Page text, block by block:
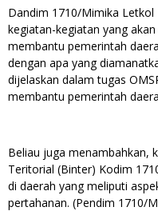
Dandim 1710/Mimika Letkol
kegiatan-kegiatan yang
membantu pemerintah
dengan apa yang
dijelaskan dalam tugas
membantu pemerintah
Beliau juga menambahkan,
Teritorial (Binter) Kodim
di daerah yang meliputi
pertahanan. (Pendim 1710/